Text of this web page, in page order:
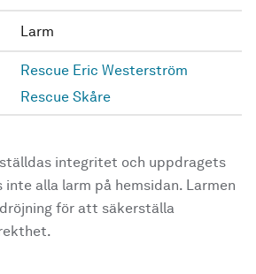
Larm
Rescue Eric Westerström
Rescue Skåre
integritet och uppdragets
alla larm på hemsidan. Larmen
för att säkerställa